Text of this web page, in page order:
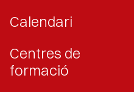
Calendari
Centres de
formació